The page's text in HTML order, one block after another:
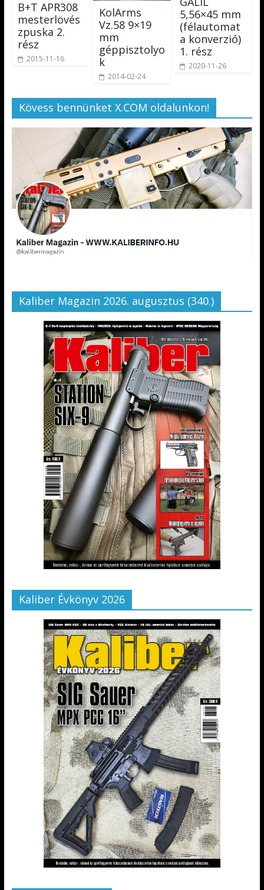
B+T APR308
mesterlövés
zpuska 2.
rész
2015-11-16
KolArms
Vz.58 9×19
mm
géppisztolyo
k
2014-02-24
5,56×45 mm
(félautomat
a konverzió)
1. rész
2020-11-26
Kövess bennünket X.COM oldalunkon!
Kaliber Magazin 2026. augusztus (340.)
Kaliber Évkönyv 2026